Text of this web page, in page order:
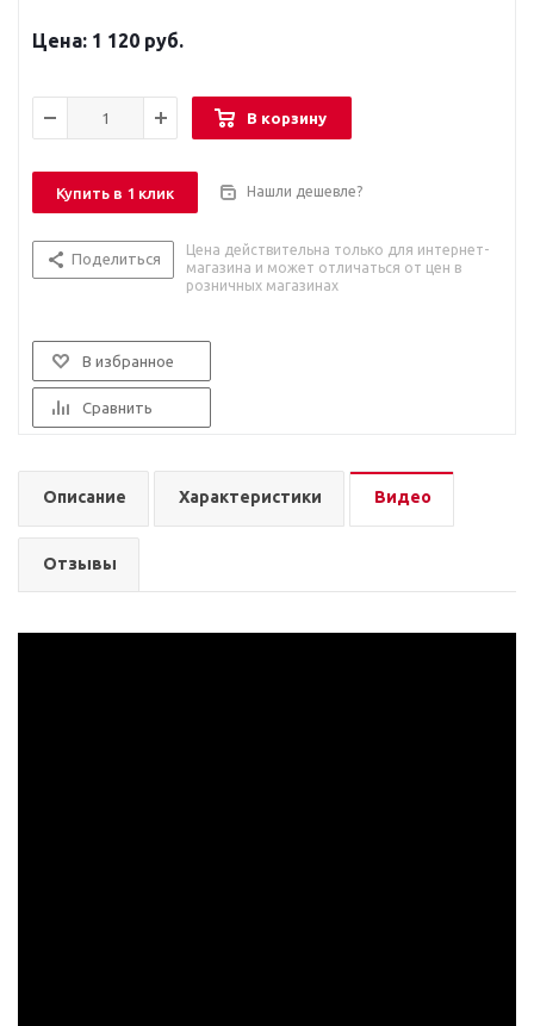
1 120 руб.
В корзину
Купить в 1 клик Нашли дешевле?
Поделиться
Цена действительна только для интернет-
магазина и может отличаться от цен в
розничных магазинах
В избранное
Сравнить
Описание Характеристики Видео
Отзывы